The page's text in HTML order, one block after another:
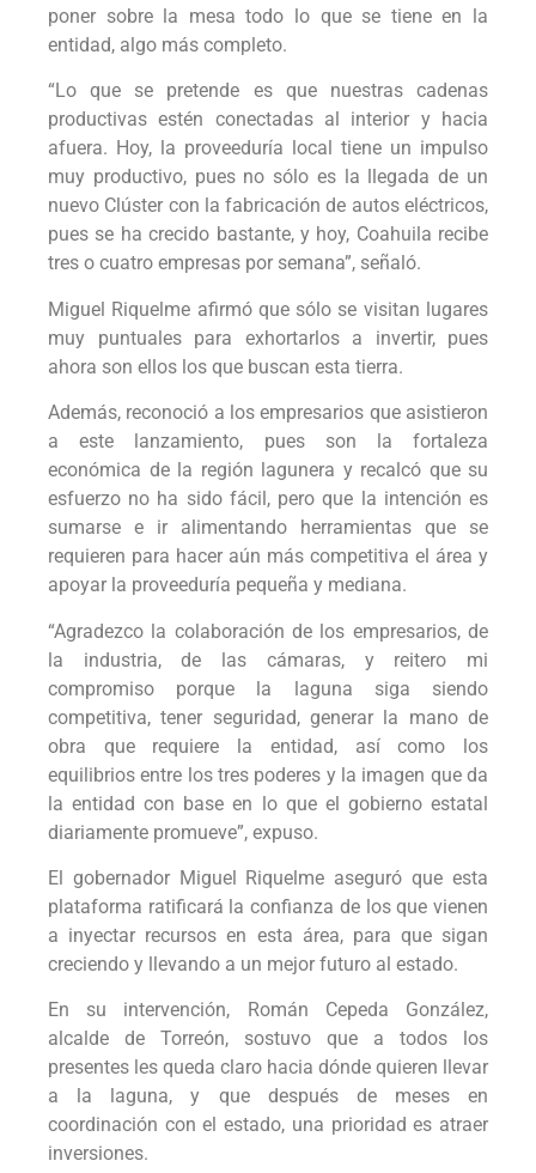
poner sobre la mesa todo lo que se tiene en la
entidad, algo más completo.
“Lo que se pretende es que nuestras cadenas
productivas estén conectadas al interior y hacia
afuera. Hoy, la proveeduría local tiene un impulso
muy productivo, pues no sólo es la llegada de un
nuevo Clúster con la fabricación de autos eléctricos,
pues se ha crecido bastante, y hoy, Coahuila recibe
tres o cuatro empresas por semana”, señaló.
Miguel Riquelme afirmó que sólo se visitan lugares
muy puntuales para exhortarlos a invertir, pues
ahora son ellos los que buscan esta tierra.
Además, reconoció a los empresarios que asistieron
a este lanzamiento, pues son la fortaleza
económica de la región lagunera y recalcó que su
esfuerzo no ha sido fácil, pero que la intención es
sumarse e ir alimentando herramientas que se
requieren para hacer aún más competitiva el área y
apoyar la proveeduría pequeña y mediana.
“Agradezco la colaboración de los empresarios, de
la industria, de las cámaras, y reitero mi
compromiso porque la laguna siga siendo
competitiva, tener seguridad, generar la mano de
obra que requiere la entidad, así como los
equilibrios entre los tres poderes y la imagen que da
la entidad con base en lo que el gobierno estatal
diariamente promueve”, expuso.
El gobernador Miguel Riquelme aseguró que esta
plataforma ratificará la confianza de los que vienen
a inyectar recursos en esta área, para que sigan
creciendo y llevando a un mejor futuro al estado.
En su intervención, Román Cepeda González,
alcalde de Torreón, sostuvo que a todos los
presentes les queda claro hacia dónde quieren llevar
a la laguna, y que después de meses en
coordinación con el estado, una prioridad es atraer
inversiones.